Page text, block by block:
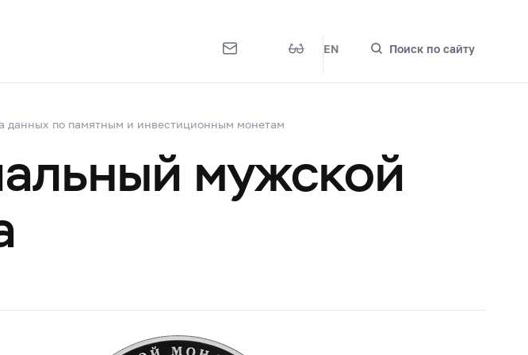
EN Поиск по сайту
данных по памятным и инвестиционным монетам
мужской